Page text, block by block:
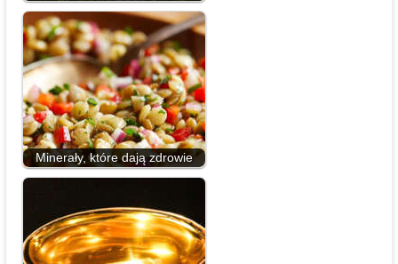
Minerały, które dają zdrowie